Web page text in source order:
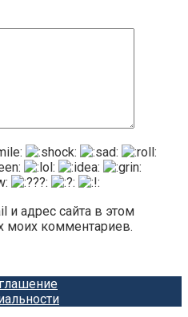
и адрес сайта в этом
моих комментариев.